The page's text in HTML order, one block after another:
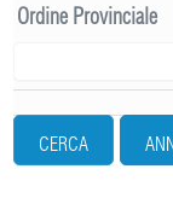
Ordine Provinciale
CERCA